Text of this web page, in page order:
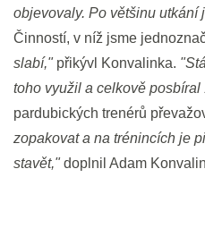
objevovaly. Po většinu utkání
Činností, v níž jsme
slabí," přikývl Konvalinka.
toho využil a celkově
pardubických trenérů
zopakovat a na trénincích je
stavět,"doplnil Adam